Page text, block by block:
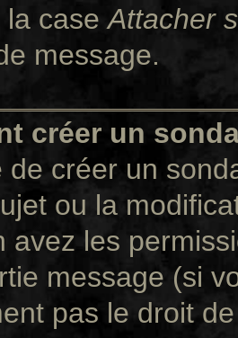
la caseAttacher
message.
créer un
de créer un
ou la
avez les
message (si
pas le droit